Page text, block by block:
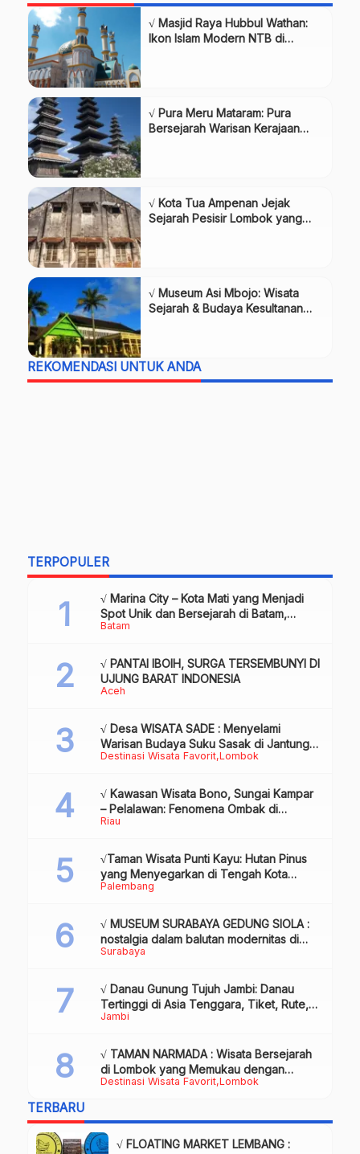
√ Masjid Raya Hubbul Wathan:
Ikon Islam Modern NTB di
√ Pura Meru Mataram: Pura
Bersejarah Warisan Kerajaan
√ Kota Tua Ampenan Jejak
Sejarah Pesisir Lombok yang
√ Museum Asi Mbojo: Wisata
Sejarah & Budaya Kesultanan
REKOMENDASI UNTUK ANDA
TERPOPULER
Batam
√ Marina City – Kota Mati yang Menjadi
Spot Unik dan Bersejarah di Batam,
Review & Info
Aceh
√ PANTAI IBOIH, SURGA TERSEMBUNYI DI
UJUNG BARAT INDONESIA
Destinasi Wisata Favorit Lombok
√ Desa WISATA SADE : Menyelami
Warisan Budaya Suku Sasak di Jantung
Lombok
Riau
√ Kawasan Wisata Bono, Sungai Kampar
– Pelalawan: Fenomena Ombak di
Tengah Sungai yang Mendunia, Review
Palembang
√Taman Wisata Punti Kayu: Hutan Pinus
yang Menyegarkan di Tengah Kota
Palembang
Surabaya
√ MUSEUM SURABAYA GEDUNG SIOLA :
nostalgia dalam balutan modernitas di
tengah kota pahlawan, Review & Info
Jambi
√ Danau Gunung Tujuh Jambi: Danau
Tertinggi di Asia Tenggara, Tiket, Rute,
Daya Tarik & Tips Lengkap
Destinasi Wisata Favorit Lombok
√ TAMAN NARMADA : Wisata Bersejarah
di Lombok yang Memukau dengan
Keindahan Alam & Budaya
TERBARU
√ FLOATING MARKET LEMBANG :